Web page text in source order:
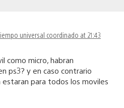
universal coordinado at 21:43
como micro, habran
ps3? y en caso contrario
estaran para todos los moviles